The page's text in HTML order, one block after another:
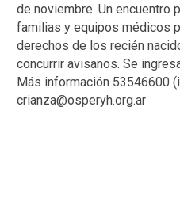
de noviembre. Un encuentro
familias y equipos médicos
derechos de los recién
concurrir avisanos. Se
Más información 53546600
crianza@osperyh.org.ar